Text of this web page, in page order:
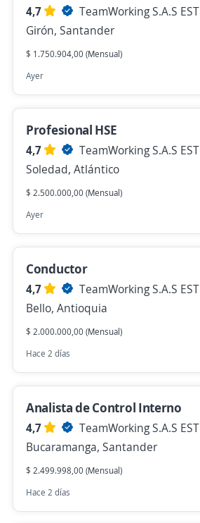
4,7
TeamWorking S.A.S EST
Girón, Santander
$ 1.750.904,00 (Mensual)
Ayer
Profesional HSE
4,7
TeamWorking S.A.S EST
Soledad, Atlántico
$ 2.500.000,00 (Mensual)
Ayer
Conductor
4,7
TeamWorking S.A.S EST
Bello, Antioquia
$ 2.000.000,00 (Mensual)
Hace 2 días
Analista de Control Interno
4,7
TeamWorking S.A.S EST
Bucaramanga, Santander
$ 2.499.998,00 (Mensual)
Hace 2 días